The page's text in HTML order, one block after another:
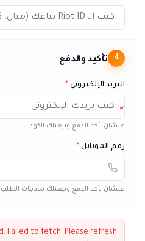
4 تأكيد والدفع
البريد الإلكتروني *
@
علشان نأكد الدفع ونبعتلك الكود
رقم الموبايل *
علشان نأكد الدفع ونبعتلك تحديثات الطلب
Failed to fetch. Please refresh